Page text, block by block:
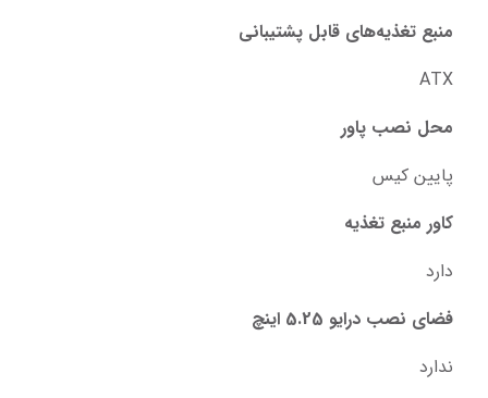
منبع تغذیه‌های قابل پشتیبانی
ATX
محل نصب پاور
پایین کیس
کاور منبع تغذیه
دارد
فضای نصب درایو 5.25 اینچ
ندارد